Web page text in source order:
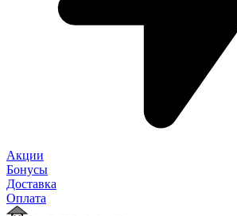
Акции
Бонусы
Доставка
Оплата